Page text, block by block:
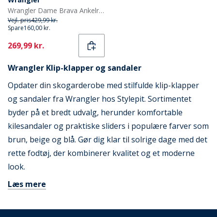
Wrangler Dame Brava Ankelrem Kilehæl Sandaler Dark Denim
Vejl. pris429,99 kr.
Spare160,00 kr.
Current
269,99 kr.
Wrangler Klip-klapper og sandaler
Opdater din skogarderobe med stilfulde klip-klapper
og sandaler fra Wrangler hos Stylepit. Sortimentet
byder på et bredt udvalg, herunder komfortable
kilesandaler og praktiske sliders i populære farver som
brun, beige og blå. Gør dig klar til solrige dage med det
rette fodtøj, der kombinerer kvalitet og et moderne
look.
Læs mere